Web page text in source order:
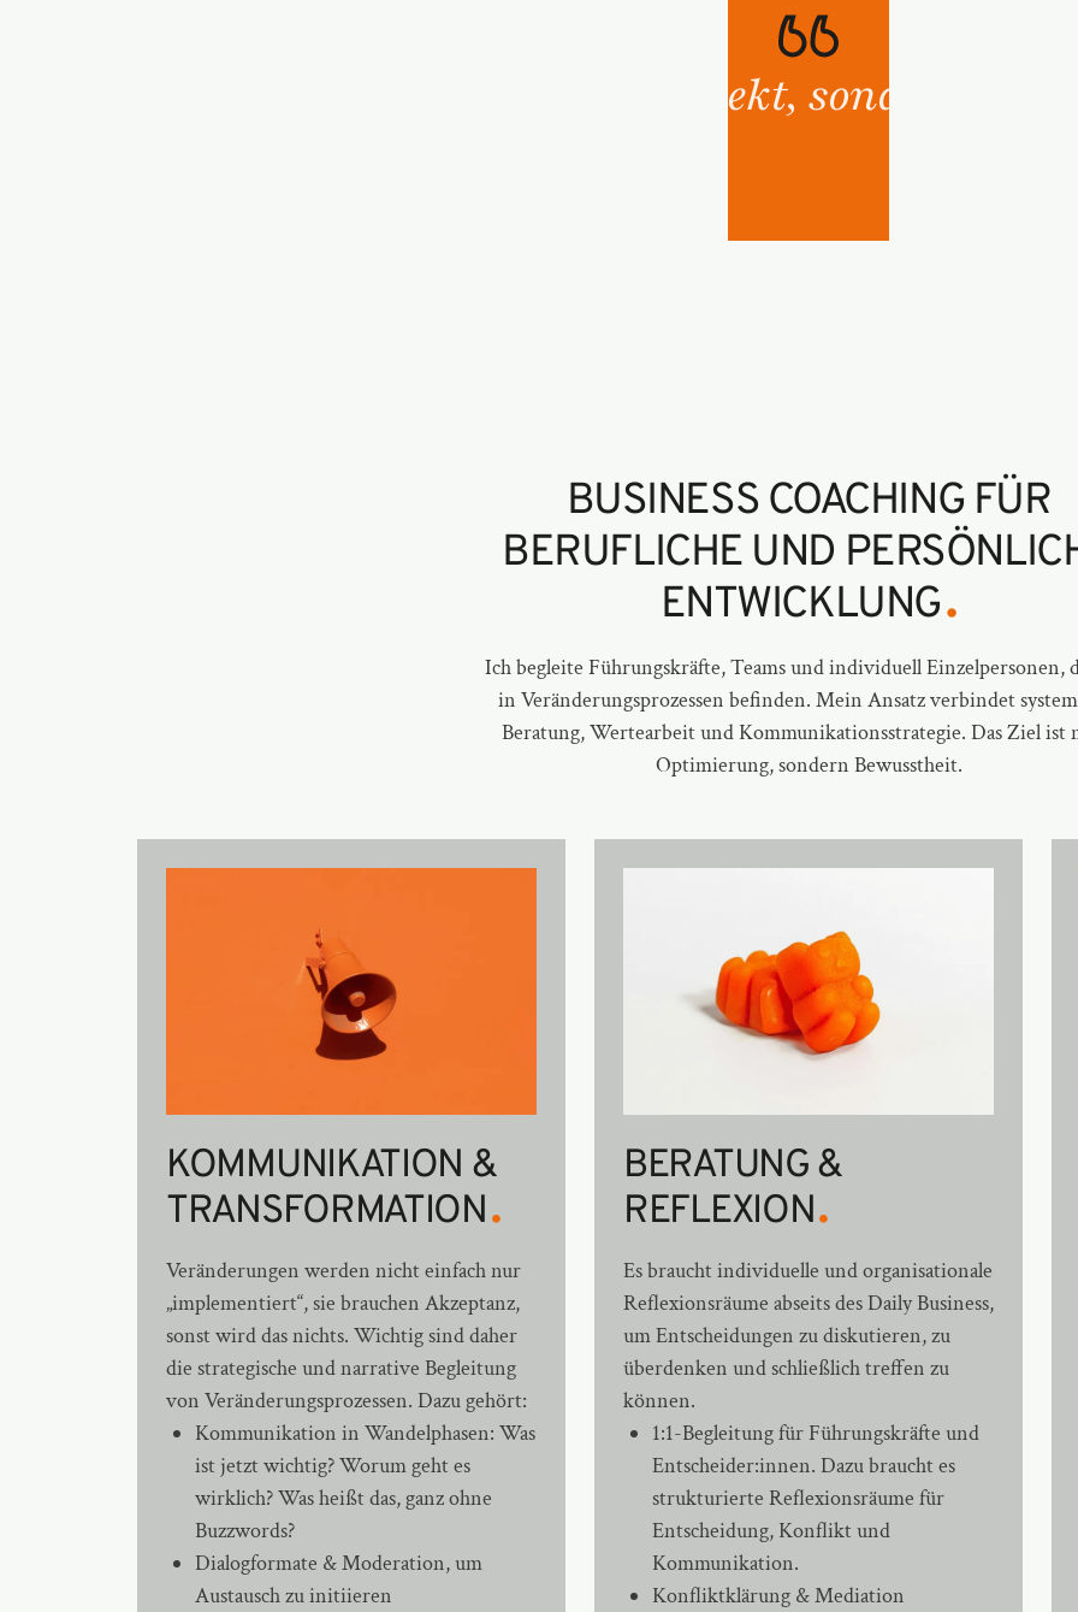
Wandel ist kein Projekt, sondern eine
BUSINESS COACHING FÜR
BERUFLICHE UND
ENTWICKLUNG.
Ich begleite Führungskräfte, Teams und individuell Einzelpersonen,
in Veränderungsprozessen befinden. Mein Ansatz verbindet
Beratung,Wertearbeitund Kommunikationsstrategie. Das Ziel ist
Optimierung, sondern Bewusstheit.
KOMMUNIKATION &
TRANSFORMATION.
Veränderungen werden nicht einfach nur
„implementiert“, sie brauchen Akzeptanz,
sonst wird das nichts. Wichtig sind daher
die strategische und narrative Begleitung
von Veränderungsprozessen. Dazu gehört:
Kommunikation in Wandelphasen: Was
ist jetzt wichtig? Worum geht es
wirklich? Was heißt das, ganz ohne
Buzzwords?
Dialogformate & Moderation, um
Austausch zu initiieren
BERATUNG &
REFLEXION.
Es braucht individuelle und organisationale
Reflexionsräume abseits des Daily Business,
um Entscheidungen zu diskutieren, zu
überdenken und schließlich treffen zu
können.
1:1-Begleitung für Führungskräfte und
Entscheider:innen. Dazu braucht es
strukturierte Reflexionsräume für
Entscheidung, Konflikt und
Kommunikation.
Konfliktklärung & Mediation